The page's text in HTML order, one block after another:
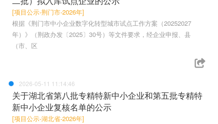
[项目公示-荆门市-2026年]
根据《荆门市中小企业数字化转型城市试点工作方案（20252027
年）》（荆政办发〔2025〕30号）等文件要求，经企业申报、县
（市、区
2026-05-11 11:14:46
关于湖北省第八批专精特新中小企业和第五批专精特
新中小企业复核名单的公示
[项目公示-湖北省-2026年]